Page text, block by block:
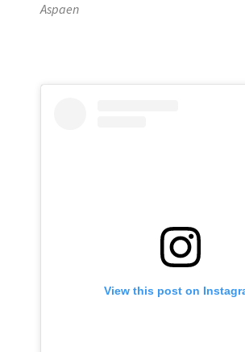
Aspaen
View this post on